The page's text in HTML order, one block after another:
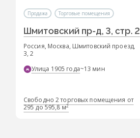
Продажа Торговые помещения
Шмитовский пр-д, 3, стр. 2
Россия, Москва, Шмитовский проезд,
3, 2
Улица 1905 года~13 мин
Свободно 2 торговых помещения от
295 до 595,8 м2